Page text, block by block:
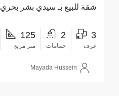
شقة للبيع بـ سيدي بشر بحري
3
غرف
2
حمامات
125
متر مربع
Mayada Hussein